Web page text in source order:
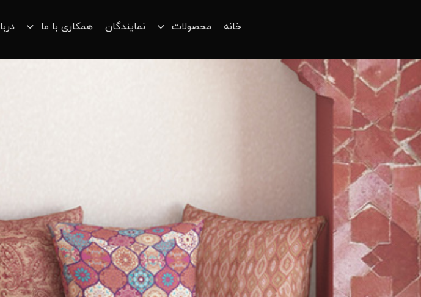
خانه محصولات نمایندگان همکاری با ما